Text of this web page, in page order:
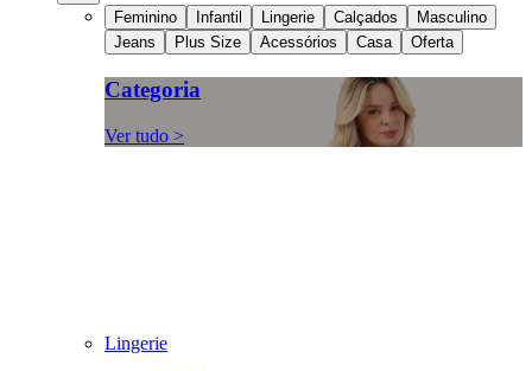
Feminino Infantil Lingerie Calçados
Masculino
Jeans
Plus Size Acessórios Casa Oferta
Categoria
Ver tudo >
Lingerie